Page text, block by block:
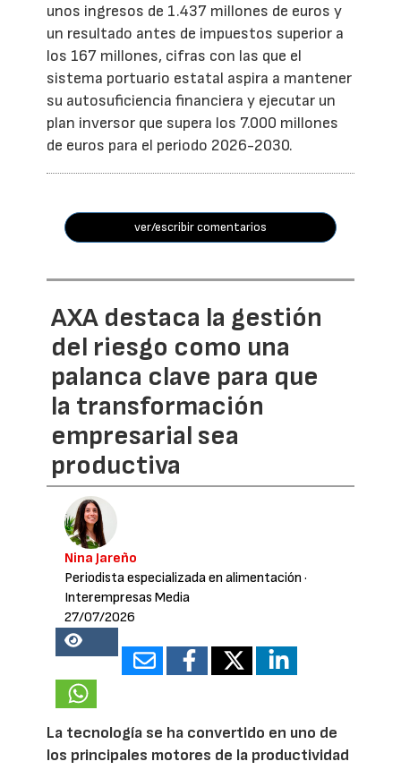
unos ingresos de 1.437 millones de euros y
un resultado antes de impuestos superior a
los 167 millones, cifras con las que el
sistema portuario estatal aspira a mantener
su autosuficiencia financiera y ejecutar un
plan inversor que supera los 7.000 millones
de euros para el periodo 2026-2030.
ver/escribir comentarios
AXA destaca la gestión
del riesgo como una
palanca clave para que
la transformación
empresarial sea
productiva
Nina Jareño
Periodista especializada en alimentación ·
Interempresas Media
27/07/2026
13855
La tecnología se ha convertido en uno de
los principales motores de la productividad